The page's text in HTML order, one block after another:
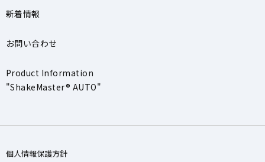
新着情報
お問い合わせ
Product Information
"ShakeMaster® AUTO"
個人情報保護方針